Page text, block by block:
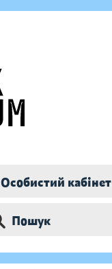
Особистий кабінет
Пошук